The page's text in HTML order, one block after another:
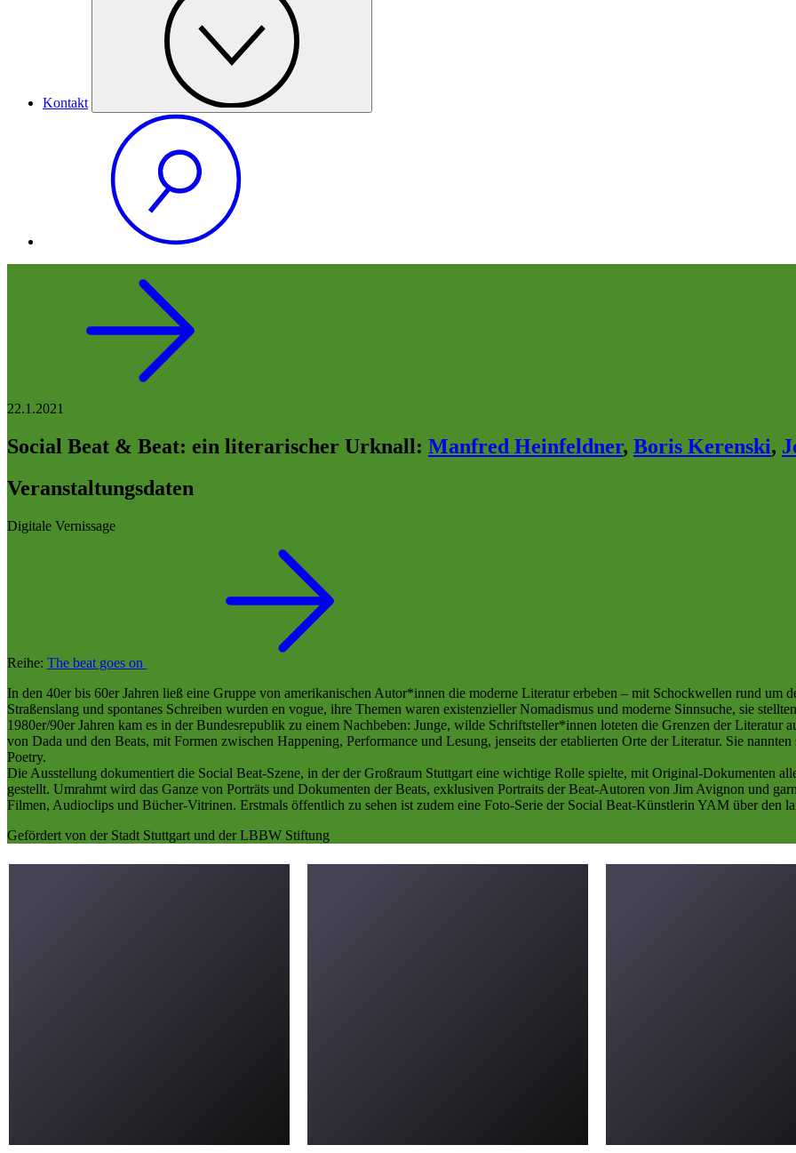
Kontakt
22.1.2021
Social Beat & Beat: ein literarischer Urknall: Manfred Heinfeldner, Boris Kerenski,
Veranstaltungsdaten
Digitale Vernissage
Reihe: The beat goes on
In den 40er bis 60er Jahren ließ eine Gruppe von amerikanischen Autor*innen die moderne Literatur erbeben – mit Schockwellen rund um
Straßenslang und spontanes Schreiben wurden en vogue, ihre Themen waren existenzieller Nomadismus und moderne Sinnsuche, sie
1980er/90er Jahren kam es in der Bundesrepublik zu einem Nachbeben: Junge, wilde Schriftsteller*innen loteten die Grenzen der Literatur
von Dada und den Beats, mit Formen zwischen Happening, Performance und Lesung, jenseits der etablierten Orte der Literatur. Sie
Poetry.
Die Ausstellung dokumentiert die Social Beat-Szene, in der der Großraum Stuttgart eine wichtige Rolle spielte, mit Original-Dokumenten
gestellt. Umrahmt wird das Ganze von Porträts und Dokumenten der Beats, exklusiven Portraits der Beat-Autoren von Jim Avignon und
Filmen, Audioclips und Bücher-Vitrinen. Erstmals öffentlich zu sehen ist zudem eine Foto-Serie der Social Beat-Künstlerin YAM über den
Gefördert von der Stadt Stuttgart und der LBBW Stiftung